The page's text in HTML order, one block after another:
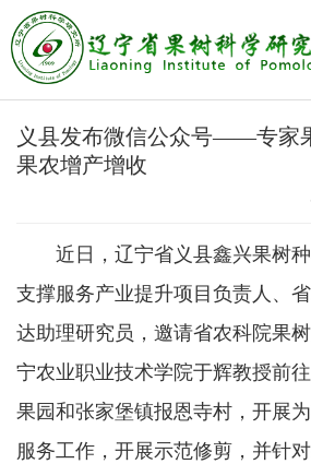
义县发布微信公众号——专家
果农增产增收
近日，辽宁省义县鑫兴果树
支撑服务产业提升项目负责人、
达助理研究员，邀请省农科院果
宁农业职业技术学院于辉教授前
果园和张家堡镇报恩寺村，开展
服务工作，开展示范修剪，并针